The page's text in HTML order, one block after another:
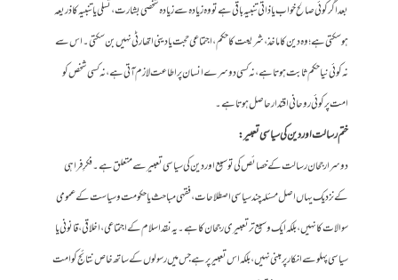
بعد اگر کوئی صالح خواب یا ذاتی تنبیہ باقی ہے تو وہ زیادہ سے زیادہ شخصی بشارت، تسلی یا تنبیہ کا ذریعہ
ہو سکتی ہے؛ وہ دین کا ماخذ، شریعت کا حکم، اجتماعی حجت یا دینی اتھارٹی نہیں بن سکتی۔ اس سے
نہ کوئی نیا حکم ثابت ہوتا ہے، نہ کسی دوسرے انسان پر اطاعت لازم آتی ہے، نہ کسی شخص کو
امت پر کوئی روحانی اقتدار حاصل ہوتا ہے۔
ختم رسالت اور دین کی سیاسی تعبیر:
دوسرا رجحان رسالت کے خصائص کی توسیع اور دین کی سیاسی تعبیر سے متعلق ہے۔ فکرِ فراہی
کے نزدیک یہاں اصل مسئلہ چند سیاسی اصطلاحات، فقہی مباحث یا حکومت و سیاست کے عمومی
سوالات کا نہیں، بلکہ ایک وسیع تر تعبیری رجحان کا ہے۔ یہ نقد اسلام کے اجتماعی، اخلاقی، قانونی یا
سیاسی پہلو سے انکار پر مبنی نہیں، بلکہ اس تعبیر پر ہے جس میں رسولوں کے ساتھ خاص نتائج کو امت